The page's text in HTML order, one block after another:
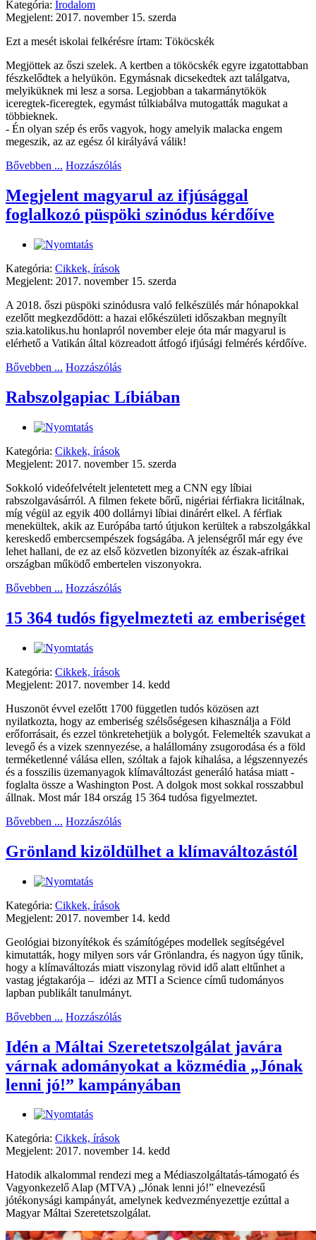
Kategória: Irodalom
Megjelent: 2017. november 15. szerda
Ezt a mesét iskolai felkérésre írtam: Tököcskék
Megjöttek az őszi szelek. A kertben a tököcskék egyre izgatottabban
fészkelődtek a helyükön. Egymásnak dicsekedtek azt találgatva,
melyiküknek mi lesz a sorsa. Legjobban a takarmánytökök
iceregtek-ficeregtek, egymást túlkiabálva mutogatták magukat a
többieknek.
- Én olyan szép és erős vagyok, hogy amelyik malacka engem
megeszik, az az egész ól királyává válik!
Bővebben ... Hozzászólás
Megjelent magyarul az ifjúsággal
foglalkozó püspöki szinódus kérdőíve
Kategória: Cikkek, írások
Megjelent: 2017. november 15. szerda
A 2018. őszi püspöki szinódusra való felkészülés már hónapokkal
ezelőtt megkezdődött: a hazai előkészületi időszakban megnyílt
szia.katolikus.hu honlapról november eleje óta már magyarul is
elérhető a Vatikán által közreadott átfogó ifjúsági felmérés kérdőíve.
Bővebben ... Hozzászólás
Rabszolgapiac Líbiában
Kategória: Cikkek, írások
Megjelent: 2017. november 15. szerda
Sokkoló videófelvételt jelentetett meg a CNN egy líbiai
rabszolgavásárról. A filmen fekete bőrű, nigériai férfiakra licitálnak,
míg végül az egyik 400 dollárnyi líbiai dinárért elkel. A férfiak
menekültek, akik az Európába tartó útjukon kerültek a rabszolgákkal
kereskedő embercsempészek fogságába. A jelenségről már egy éve
lehet hallani, de ez az első közvetlen bizonyíték az észak-afrikai
országban működő embertelen viszonyokra.
Bővebben ... Hozzászólás
15 364 tudós figyelmezteti az emberiséget
Kategória: Cikkek, írások
Megjelent: 2017. november 14. kedd
Huszonöt évvel ezelőtt 1700 független tudós közösen azt
nyilatkozta, hogy az emberiség szélsőségesen kihasználja a Föld
erőforrásait, és ezzel tönkretehetjük a bolygót. Felemelték szavukat a
levegő és a vizek szennyezése, a halállomány zsugorodása és a föld
terméketlenné válása ellen, szóltak a fajok kihalása, a légszennyezés
és a fosszilis üzemanyagok klímaváltozást generáló hatása miatt -
foglalta össze a Washington Post. A dolgok most sokkal rosszabbul
állnak. Most már 184 ország 15 364 tudósa figyelmeztet.
Bővebben ... Hozzászólás
Grönland kizöldülhet a klímaváltozástól
Kategória: Cikkek, írások
Megjelent: 2017. november 14. kedd
Geológiai bizonyítékok és számítógépes modellek segítségével
kimutatták, hogy milyen sors vár Grönlandra, és nagyon úgy tűnik,
hogy a klímaváltozás miatt viszonylag rövid idő alatt eltűnhet a
vastag jégtakarója – idézi az MTI a Science című tudományos
lapban publikált tanulmányt.
Bővebben ... Hozzászólás
Idén a Máltai Szeretetszolgálat javára
várnak adományokat a közmédia „Jónak
lenni jó!” kampányában
Kategória: Cikkek, írások
Megjelent: 2017. november 14. kedd
Hatodik alkalommal rendezi meg a Médiaszolgáltatás-támogató és
Vagyonkezelő Alap (MTVA) „Jónak lenni jó!” elnevezésű
jótékonysági kampányát, amelynek kedvezményezettje ezúttal a
Magyar Máltai Szeretetszolgálat.